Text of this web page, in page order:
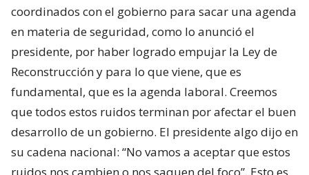
coordinados con el gobierno para sacar una agenda
en materia de seguridad, como lo anunció el
presidente, por haber logrado empujar la Ley de
Reconstrucción y para lo que viene, que es
fundamental, que es la agenda laboral. Creemos
que todos estos ruidos terminan por afectar el buen
desarrollo de un gobierno. El presidente algo dijo en
su cadena nacional: “No vamos a aceptar que estos